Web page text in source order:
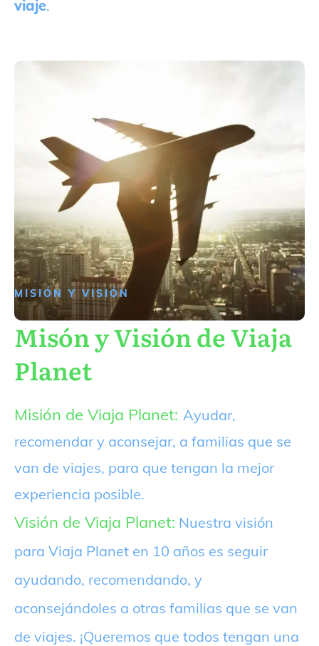
viaje.
MISIÓN Y VISIÓN
Misón y Visión de Viaja
Planet
Misión de Viaja Planet: Ayudar,
recomendar y aconsejar, a familias que se
van de viajes, para que tengan la mejor
experiencia posible.
Visión de Viaja Planet: Nuestra visión
para Viaja Planet en 10 años es seguir
ayudando, recomendando, y
aconsejándoles a otras familias que se van
de viajes. ¡Queremos que todos tengan una